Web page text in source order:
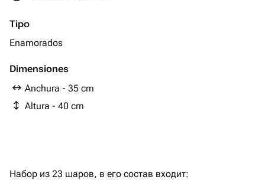
Tipo
Enamorados
Dimensiones
Anchura - 35 cm
Altura - 40 cm
Набор из 23 шаров, в его состав входит: